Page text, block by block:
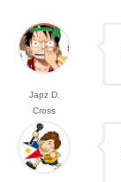
Japz D.
Cross